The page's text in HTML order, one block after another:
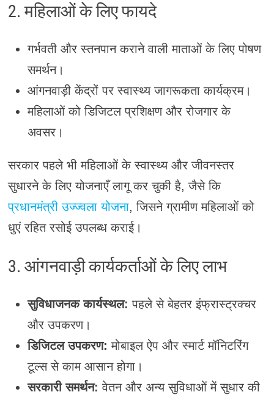
2. महिलाओं के लिए फायदे
गर्भवती और स्तनपान कराने वाली माताओं के लिए पोषण
समर्थन।
आंगनवाड़ी केंद्रों पर स्वास्थ्य जागरूकता कार्यक्रम।
महिलाओं को डिजिटल प्रशिक्षण और रोजगार के
अवसर।
सरकार पहले भी महिलाओं के स्वास्थ्य और जीवनस्तर
सुधारने के लिए योजनाएँ लागू कर चुकी है, जैसे कि
प्रधानमंत्री उज्ज्वला योजना, जिसने ग्रामीण महिलाओं को
धुएं रहित रसोई उपलब्ध कराई।
3. आंगनवाड़ी कार्यकर्ताओं के लिए लाभ
सुविधाजनक कार्यस्थल: पहले से बेहतर इंफ्रास्ट्रक्चर
और उपकरण।
डिजिटल उपकरण: मोबाइल ऐप और स्मार्ट मॉनिटरिंग
टूल्स से काम आसान होगा।
सरकारी समर्थन: वेतन और अन्य सुविधाओं में सुधार की